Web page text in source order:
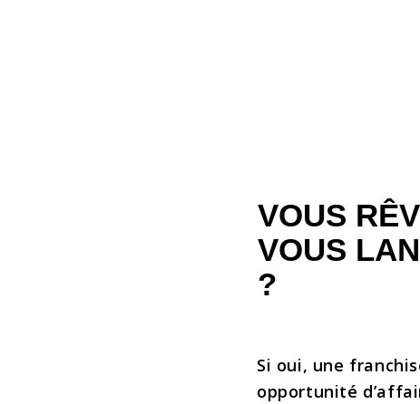
VOUS
VOUS
?
Si oui, une
opportunité